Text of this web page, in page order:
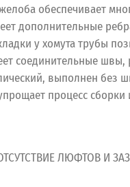
обеспечивает
дополнительные
у хомута трубы
соединительные
выполнен без
процесс
ЛЮФТОВ И